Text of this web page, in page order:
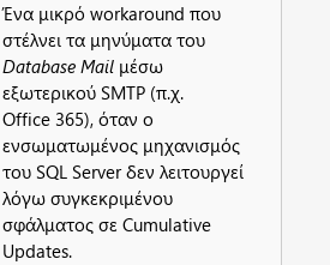
Ένα μικρό workaround που
στέλνει τα μηνύματα του
Database Mailμέσω
εξωτερικού SMTP (π.χ.
Office 365), όταν ο
ενσωματωμένος μηχανισμός
του SQL Server δεν λειτουργεί
λόγω συγκεκριμένου
σφάλματος σε Cumulative
Updates.